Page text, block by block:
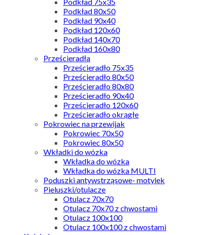
Podkład 80x50
Podkład 90x40
Podkład 120x60
Podkład 140x70
Podkład 160x80
Prześcieradła
Prześcieradło 75x35
Prześcieradło 80x50
Prześcieradło 80x80
Prześcieradło 90x40
Prześcieradło 120x60
Prześcieradło okrągłe
Pokrowiec na przewijak
Pokrowiec 70x50
Pokrowiec 80x50
Wkładki do wózka
Wkładka do wózka
Wkładka do wózka MULTI
Poduszki antywstrząsowe- motylek
Pieluszki/otulacze
Otulacz 70x70
Otulacz 70x70 z chwostami
Otulacz 100x100
Otulacz 100x100 z chwostami